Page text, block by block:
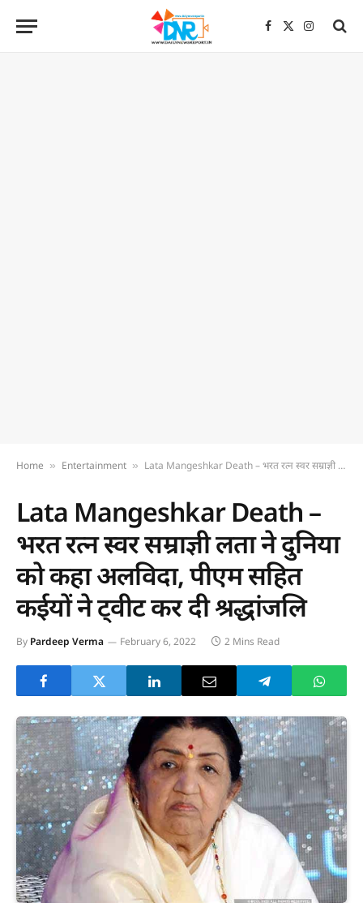
Facebook
X
Home » Entertainment » Lata Mangeshkar Death – भरत रत्न स्वर सम्राज्ञी लता ने दुनिया को कहा अलविदा, पीएम सहित कईयों ने ट्वीट कर दी श्रद्धांजलि
Lata Mangeshkar Death –
भरत रत्न स्वर सम्राज्ञी लता ने दुनिया
को कहा अलविदा, पीएम सहित
कईयों ने ट्वीट कर दी श्रद्धांजलि
By Pardeep Verma February 6, 2022 2 Mins Read